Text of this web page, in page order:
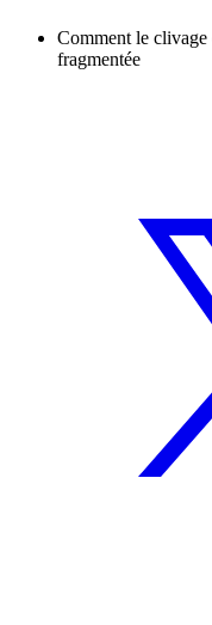
Comment le clivage
fragmentée